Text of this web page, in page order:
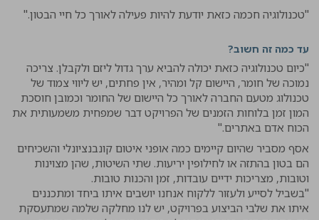
"טכנולוגיה חכמה כזאת יודעת להיות פעילה לאורך כל חיי הבטון."
עד כמה זה חשוב?
"כיום טכנולוגיה כזאת יכולה להביא ערך גדול ליזם ולקבלן. צריכה
נמוכה של חומר, היישום קל ומהיר, אין פחתים, יש ליווי צמוד של
טכנולוג מטעם החברה לאורך כל היישום של החומר וכמובן חוסכת
המון זמן בלוחות הזמנים של הפרויקט דבר שמפחית משמעותית את
הכוח אדם באתרים."
אסף מסביר שהיום קיימים כמה אופני איטום קונבנציונלי והשכיחים
הם בטון בהתזה או לחילופין יריעות. שתי השיטות, שהן מצוינות
וטובות, מצריכות ידיים עובדות, זמן והכנות טובות.
"בשביל לסייע ולעזור ללקוח אנחנו יושבים איתו ביחד ומתכננים
איתו את שלבי הביצוע בפרויקט, יש לנו מחלקה שלמה שמתעסקת